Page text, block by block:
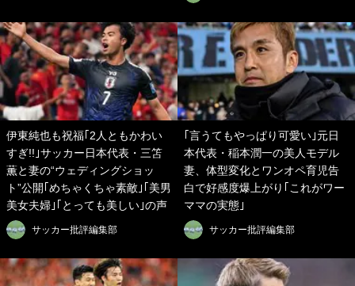
伊東純也も祝福｢2人ともかわい
すぎ!!｣サッカー日本代表・三笘
薫と妻の“ウェディングショッ
ト”公開｢めちゃくちゃ素敵｣｢美男
美女夫婦｣｢とっても美しい｣の声
サッカー批評編集部
｢言うてもやっぱり可愛い｣元日
本代表・稲本潤一の美人モデル
妻、体型変化とワンオペ育児告
白で好感度爆上がり｢これがワー
ママの実態｣
サッカー批評編集部